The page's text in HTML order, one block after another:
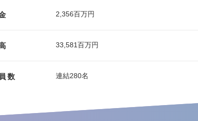
2,356百万円
33,581百万円
数 連結280名